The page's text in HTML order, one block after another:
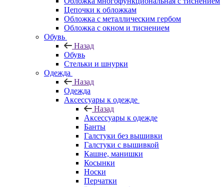
Цепочки к обложкам
Обложка с металлическим гербом
Обложка с окном и тиснением
Обувь
Назад
Обувь
Стельки и шнурки
Одежда
Назад
Одежда
Аксессуары к одежде
Назад
Аксессуары к одежде
Банты
Галстуки без вышивки
Галстуки с вышивкой
Кашне, манишки
Косынки
Носки
Перчатки